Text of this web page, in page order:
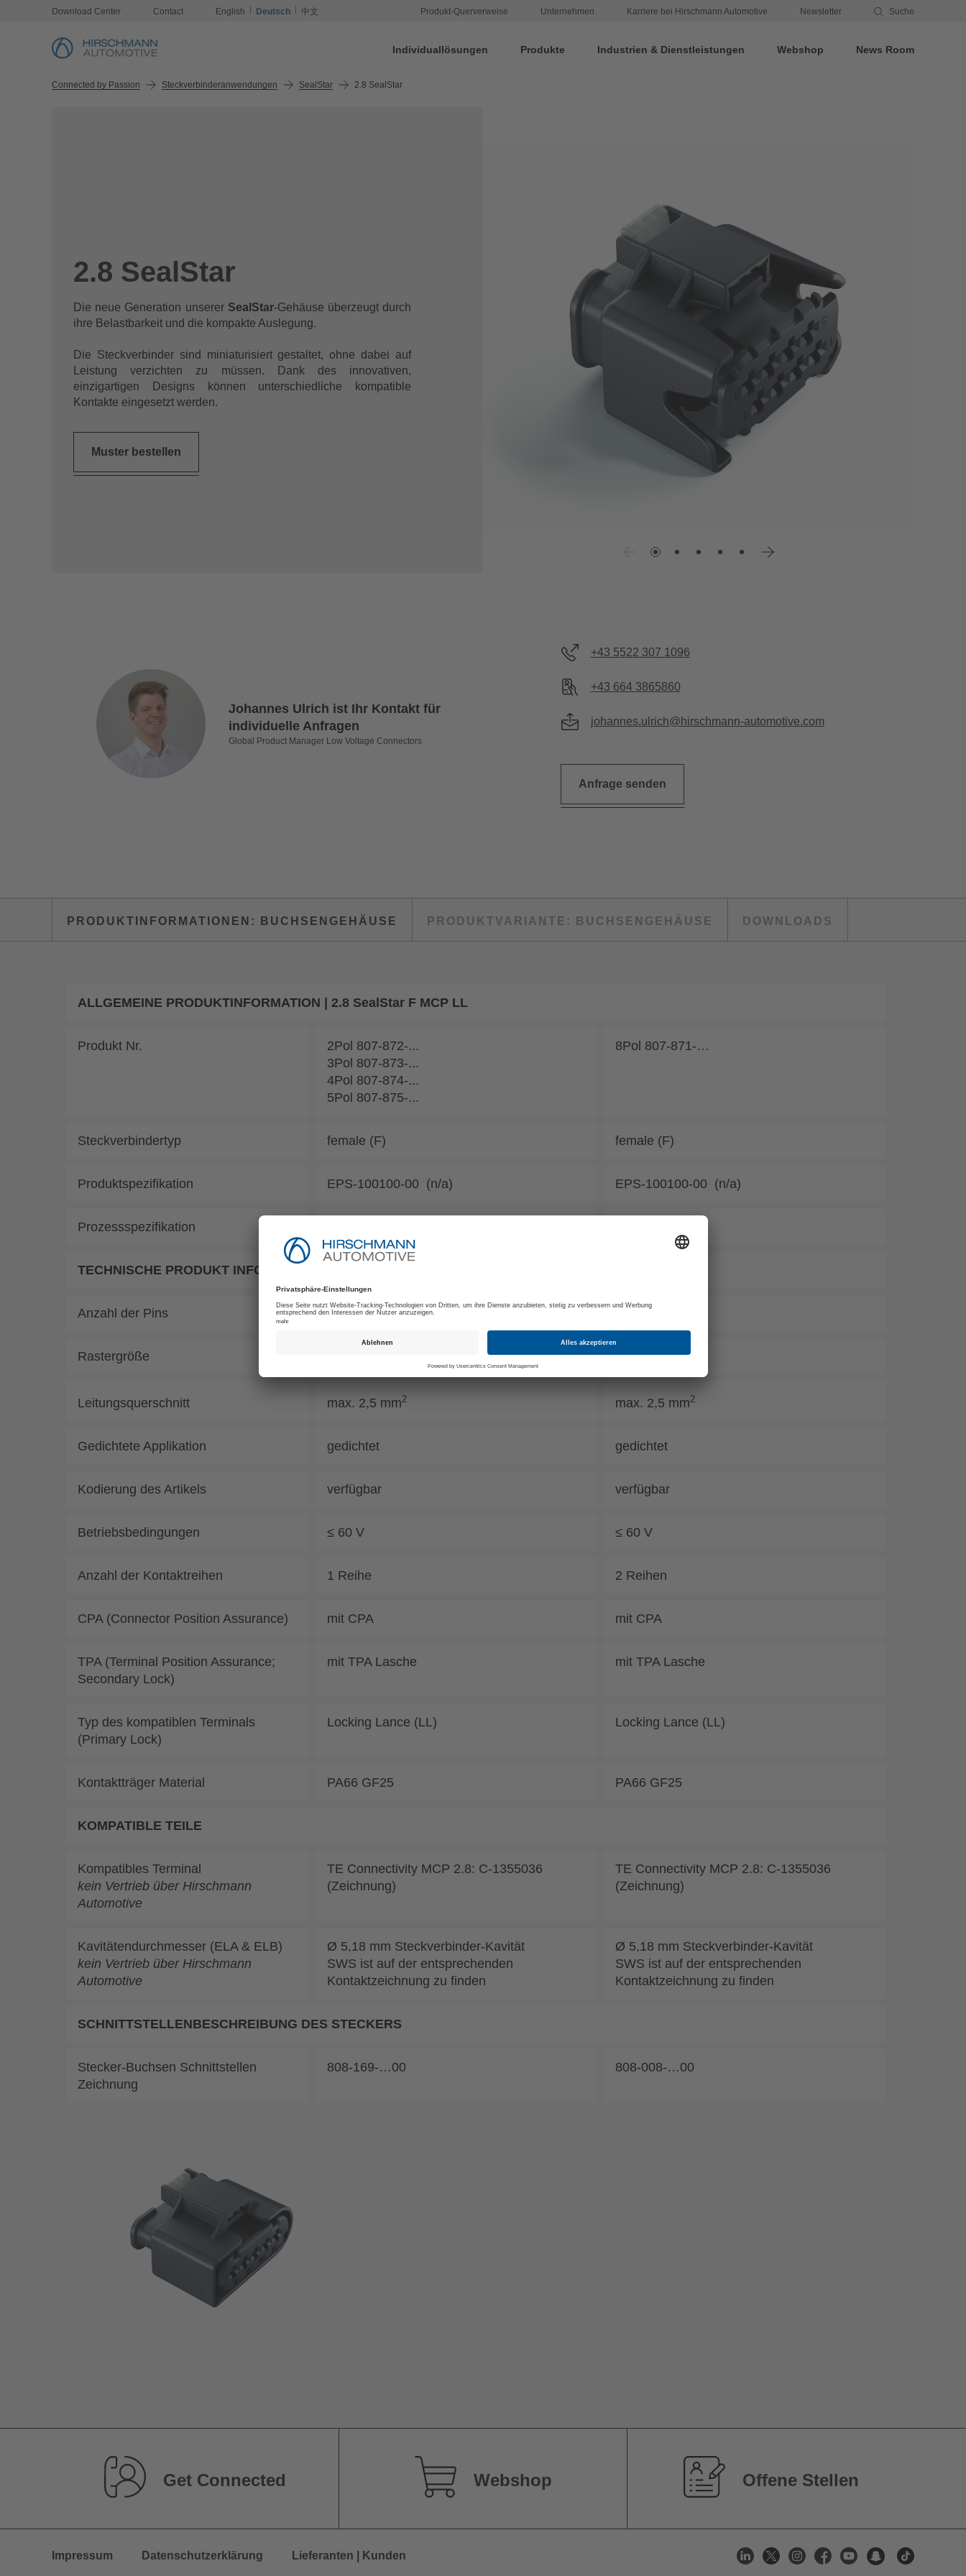
Download Center Contact English Deutsch 中文 Produkt-Querverweise Unternehmen Karriere bei Hirschmann Automotive Newsletter Suche
Individuallösungen Produkte Industrien & Dienstleistungen Webshop News Room
Connected by Passion Steckverbinderanwendungen SealStar 2.8 SealStar
2.8 SealStar
Die neue Generation unserer SealStar-Gehäuse überzeugt durch
ihre Belastbarkeit und die kompakte Auslegung.
Die Steckverbinder sind miniaturisiert gestaltet, ohne dabei auf
Leistung verzichten zu müssen. Dank des innovativen,
einzigartigen Designs können unterschiedliche kompatible
Kontakte eingesetzt werden.
Muster bestellen
Johannes Ulrich ist Ihr Kontakt für
individuelle Anfragen
Global Product Manager Low Voltage Connectors
+43 5522 307 1096
+43 664 3865860
johannes.ulrich@hirschmann-automotive.com
Anfrage senden
PRODUKTINFORMATIONEN: BUCHSENGEHÄUSE PRODUKTVARIANTE: BUCHSENGEHÄUSE DOWNLOADS
ALLGEMEINE PRODUKTINFORMATION | 2.8 SealStar F MCP LL
Produkt Nr.
2Pol 807-872-...
3Pol 807-873-...
4Pol 807-874-...
5Pol 807-875-...
8Pol 807-871-…
Steckverbindertyp female (F) female (F)
Produktspezifikation EPS-100100-00 (n/a) EPS-100100-00 (n/a)
Prozessspezifikation
TECHNISCHE PRODUKT INFORMATION
Anzahl der Pins 2,3,4,5Pol
Rastergröße 5,0 mm
Leitungsquerschnitt max. 2,5 mm2 max. 2,5 mm2
Gedichtete Applikation gedichtet gedichtet
Kodierung des Artikels verfügbar verfügbar
Betriebsbedingungen ≤ 60 V ≤ 60 V
Anzahl der Kontaktreihen 1 Reihe 2 Reihen
CPA (Connector Position Assurance) mit CPA mit CPA
TPA (Terminal Position Assurance;
Secondary Lock)
mit TPA Lasche mit TPA Lasche
Typ des kompatiblen Terminals
(Primary Lock)
Locking Lance (LL) Locking Lance (LL)
Kontaktträger Material PA66 GF25 PA66 GF25
KOMPATIBLE TEILE
Kompatibles Terminal
kein Vertrieb über Hirschmann
Automotive
TE Connectivity MCP 2.8: C-1355036
(Zeichnung)
TE Connectivity MCP 2.8: C-1355036
(Zeichnung)
Kavitätendurchmesser (ELA & ELB)
kein Vertrieb über Hirschmann
Automotive
Ø 5,18 mm Steckverbinder-Kavität
SWS ist auf der entsprechenden
Kontaktzeichnung zu finden
Ø 5,18 mm Steckverbinder-Kavität
SWS ist auf der entsprechenden
Kontaktzeichnung zu finden
SCHNITTSTELLENBESCHREIBUNG DES STECKERS
Stecker-Buchsen Schnittstellen
Zeichnung
808-169-…00 808-008-…00
Get Connected Webshop Offene Stellen
Impressum Datenschutzerklärung Lieferanten | Kunden